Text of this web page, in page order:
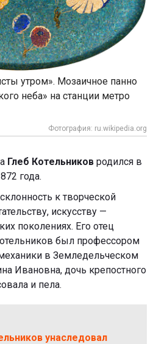
утром». Мозаичное панно
неба» на станции метро
Фотография: ru.wikipedia.org
Глеб Котельников родился в
года.
к творческой
искусству —
поколениях. Его отец
был профессором
в Земледельческом
Ивановна, дочь крепостного
и пела.
унаследовал